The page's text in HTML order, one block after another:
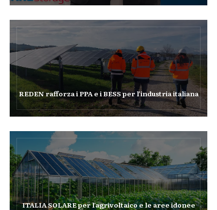
REDEN rafforza i PPA e i BESS per l’industria italiana
ITALIA SOLARE per l’agrivoltaico e le aree idonee